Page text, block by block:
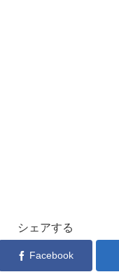
シェアする
Facebook